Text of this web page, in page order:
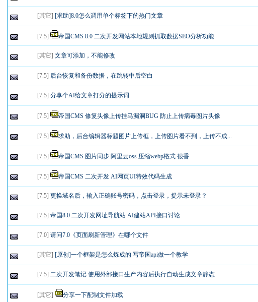
[其它] [求助]8.0怎么调用单个标签下的热门文章
[7.5] 帝国CMS 8.0 二次开发网站本地规则抓取数据SEO分析功能
[其它] 文章可添加，不能修改
[7.5] 后台恢复和备份数据，在跳转中后空白
[7.5] 分享个AI给文章打分的提示词
[7.5] 帝国CMS 修复头像上传挂马漏洞BUG 防止上传病毒图片头像
[7.5] 求助，后台编辑器标题图片上传框，上传图片看不到，上传不成...
[7.5] 帝国CMS 图片同步 阿里云oss 压缩webp格式 很香
[7.5] 帝国CMS 二次开发 AI网页UI特效代码生成
[7.5] 更换域名后，输入正确账号密码，点击登录，提示未登录？
[7.5] 帝国8.0 二次开发网址导航站 AI建站API接口讨论
[7.0] 请问7.0《页面刷新管理》在哪个文件
[其它] [原创]一个框架是怎么炼成的 写帝国api做一个教学
[7.5] 二次开发笔记 使用外部接口生产内容后执行自动生成文章静态
[其它] 分享一下配制文件加载